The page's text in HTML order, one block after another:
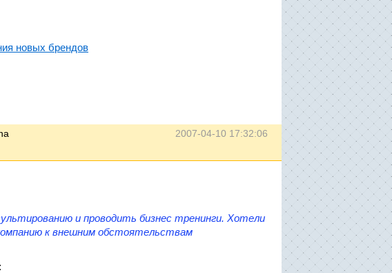
новых брендов
2007-04-10 17:32:06
и проводить бизнес тренинги. Хотели
к внешним обстоятельствам